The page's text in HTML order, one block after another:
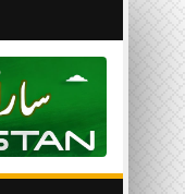
content